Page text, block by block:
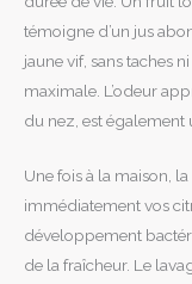
témoigne d’un jus
jaune vif, sans taches
maximale. L’odeur
du nez, est également
Une fois à la maison,
immédiatement vos
développement
de la fraîcheur. Le